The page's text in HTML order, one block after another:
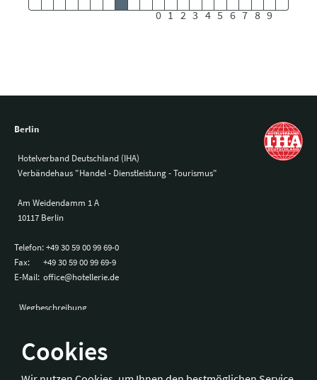
Cookies
0 1 2 3 4 5 6 7 8 9
Berlin
Hotelverband Deutschland (IHA)
Verbändehaus "Handel - Dienstleistung - Tourismus"
Am Weidendamm 1 A
10117 Berlin
Telefon:+49 30 59 00 99 69-0
Fax:
+49 30 59 00 99 69-9
E-Mail: office@hotellerie.de
Wegbeschreibung